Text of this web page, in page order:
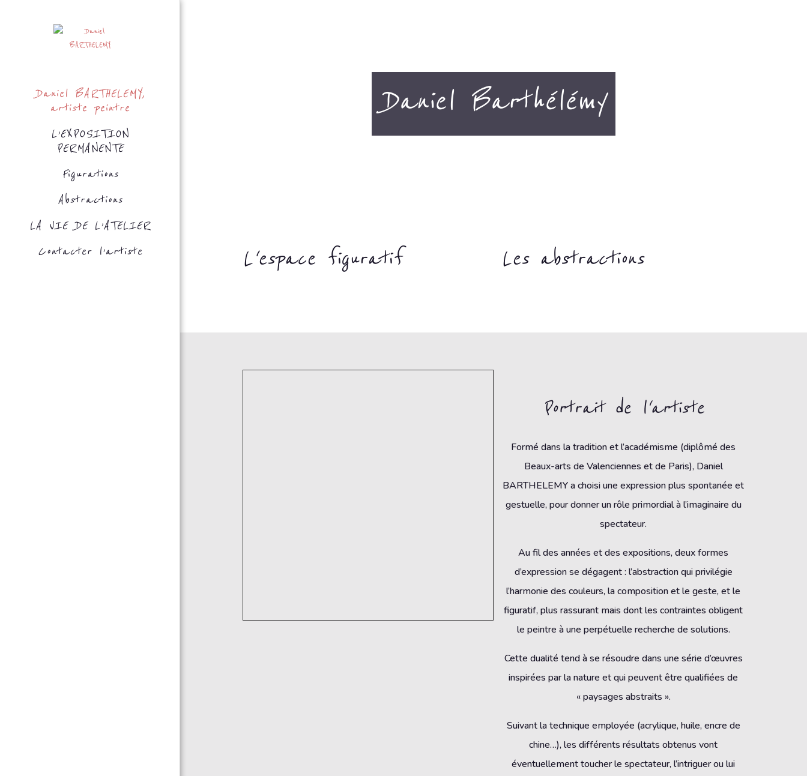
Daniel BARTHELEMY,
artiste peintre
L’EXPOSITION
PERMANENTE
Figurations
Abstractions
LA VIE DE L’ATELIER
Contacter l’artiste
Daniel Barthélémy
L'espace figuratif Les abstractions
Portrait de l'artiste
Formé dans la tradition et l’académisme (diplômé des
Beaux-arts de Valenciennes et de Paris), Daniel
BARTHELEMY a choisi une expression plus spontanée et
gestuelle, pour donner un rôle primordial à l’imaginaire du
spectateur.
Au fil des années et des expositions, deux formes
d’expression se dégagent : l’abstraction qui privilégie
l’harmonie des couleurs, la composition et le geste, et le
figuratif, plus rassurant mais dont les contraintes obligent
le peintre à une perpétuelle recherche de solutions.
Cette dualité tend à se résoudre dans une série d’œuvres
inspirées par la nature et qui peuvent être qualifiées de
« paysages abstraits ».
Suivant la technique employée (acrylique, huile, encre de
chine…), les différents résultats obtenus vont
éventuellement toucher le spectateur, l’intriguer ou lui